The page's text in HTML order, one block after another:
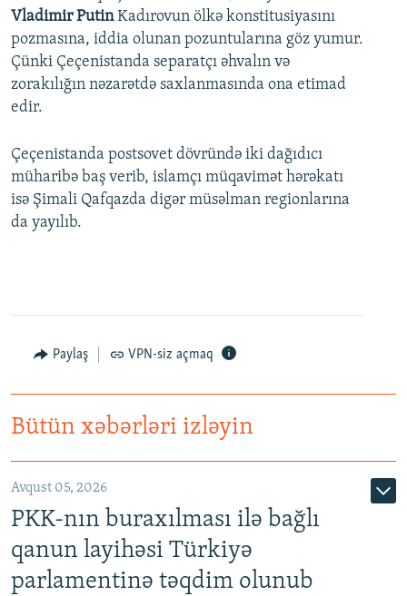
Vladimir PutinKadırovun ölkə konstitusiyasını
pozmasına, iddia olunan pozuntularına göz yumur.
Çünki Çeçenistanda separatçı əhvalın və
zorakılığın nəzarətdə saxlanmasında ona etimad
edir.
Çeçenistanda postsovet dövründə iki dağıdıcı
müharibə baş verib, islamçı müqavimət hərəkatı
isə Şimali Qafqazda digər müsəlman regionlarına
da yayılıb.
Paylaş VPN-siz açmaq
Bütün xəbərləri izləyin
Avqust 05, 2026
PKK-nın buraxılması ilə bağlı
qanun layihəsi Türkiyə
parlamentinə təqdim olunub